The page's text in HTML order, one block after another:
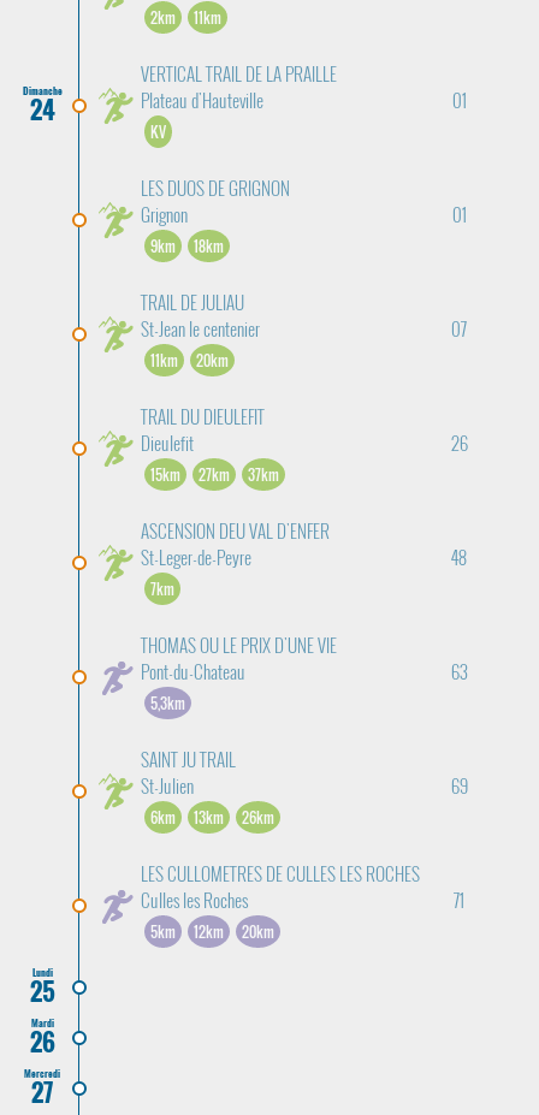
2km 11km
Dimanche
24
VERTICAL TRAIL DE LA PRAILLE
Plateau d'Hauteville
01
KV
LES DUOS DE GRIGNON
Grignon
01
9km 18km
TRAIL DE JULIAU
St-Jean le centenier
07
11km 20km
TRAIL DU DIEULEFIT
Dieulefit
26
15km 27km 37km
ASCENSION DEU VAL D'ENFER
St-Leger-de-Peyre
48
7km
THOMAS OU LE PRIX D'UNE VIE
Pont-du-Chateau
63
5,3km
SAINT JU TRAIL
St-Julien
69
6km 13km 26km
LES CULLOMETRES DE CULLES LES ROCHES
Culles les Roches
71
5km 12km 20km
Lundi
25
Mardi
26
Mercredi
27